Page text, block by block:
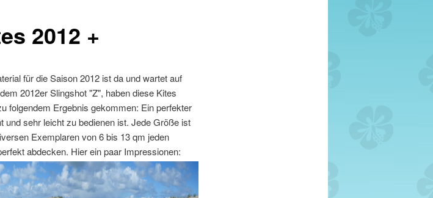
2012 +
für die Saison 2012 ist da und wartet auf
2012er Slingshot "Z", haben diese Kites
folgendem Ergebnis gekommen: Ein perfekter
und sehr leicht zu bedienen ist. Jede Größe ist
Exemplaren von 6 bis 13 qm jeden
abdecken. Hier ein paar Impressionen: